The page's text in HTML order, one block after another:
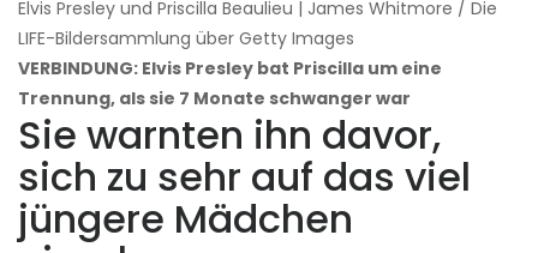
Elvis Presley und Priscilla Beaulieu | James Whitmore / Die
LIFE-Bildersammlung über Getty Images
VERBINDUNG: Elvis Presley bat Priscilla um eine
Trennung, als sie 7 Monate schwanger war
Sie warnten ihn davor,
sich zu sehr auf das viel
jüngere Mädchen